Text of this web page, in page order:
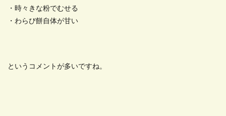
・時々きな粉でむせる
・わらび餅自体が甘い
というコメントが多いですね。